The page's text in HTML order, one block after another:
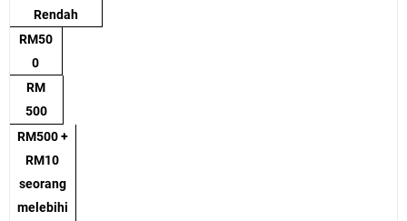
Rendah
RM50
0
RM
500
RM500 +
RM10
seorang
melebihi